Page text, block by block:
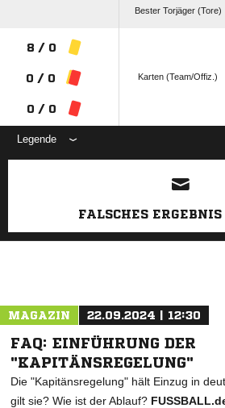
Bester Torjäger (Tore)
8 / 0
0 / 0
0 / 0
Karten (Team/Offiz.)
Legende
ANZEIGE
FALSCHES
MAGAZIN 22.09.2024 | 12:30
FAQ: EINFÜHRUNG DER
"KAPITÄNSREGELUNG"
Die "Kapitänsregelung" hält Einzug in
gilt sie? Wie ist der Ablauf?